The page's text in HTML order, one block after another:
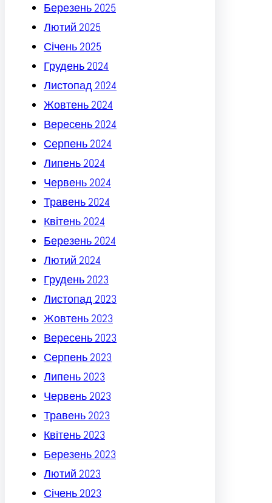
Березень 2025
Лютий 2025
Січень 2025
Грудень 2024
Листопад 2024
Жовтень 2024
Вересень 2024
Серпень 2024
Липень 2024
Червень 2024
Травень 2024
Квітень 2024
Березень 2024
Лютий 2024
Грудень 2023
Листопад 2023
Жовтень 2023
Вересень 2023
Серпень 2023
Липень 2023
Червень 2023
Травень 2023
Квітень 2023
Березень 2023
Лютий 2023
Січень 2023